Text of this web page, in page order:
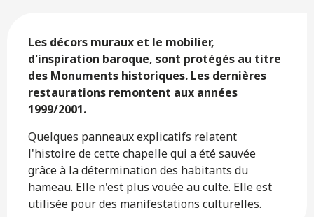
Les décors muraux et le mobilier,
d'inspiration baroque, sont protégés au titre
des Monuments historiques. Les dernières
restaurations remontent aux années
1999/2001.
Quelques panneaux explicatifs relatent
l'histoire de cette chapelle qui a été sauvée
grâce à la détermination des habitants du
hameau. Elle n'est plus vouée au culte. Elle est
utilisée pour des manifestations culturelles.